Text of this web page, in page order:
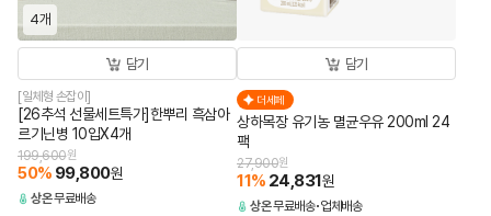
4개
담기
[일체형 손잡이]
[26추석 선물세트특가]한뿌리 흑삼아
르기닌병 10입X4개
199,600원
50% 99,800원
상온무료배송
담기
더세페
상하목장 유기농 멸균우유 200ml 24
팩
27,900원
11% 24,831원
상온무료배송 업체배송